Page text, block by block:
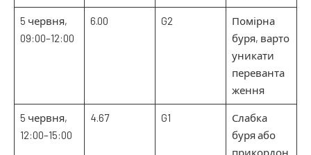
5 червня,
09:00–12:00
6.00 G2
Помірна
буря, варто
уникати
переванта
ження
5 червня,
12:00–15:00
4.67 G1
Слабка
буря або
прикордон